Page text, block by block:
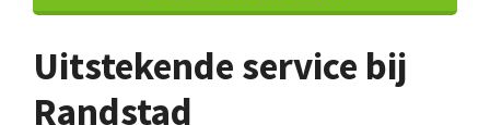
Uitstekende service bij
Randstad